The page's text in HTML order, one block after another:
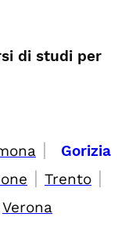
di studi per
| Gorizia
| Trento |
Verona